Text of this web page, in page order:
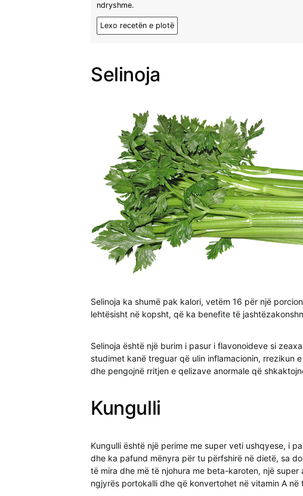
ndryshme.
Lexo recetën e plotë
Selinoja
Selinoja ka shumë pak kalori, vetëm 16 për një
lehtësisht në kopsht, që ka benefite të
Selinoja është një burim i pasur i flavonoideve si
studimet kanë treguar që ulin inflamacionin, rrezikun
dhe pengojnë rritjen e qelizave anormale që
Kungulli
Kungulli është një perime me super veti ushqyese, i
dhe ka pafund mënyra për tu përfshirë në dietë, sa
të mira dhe më të njohura me beta-karoten, një
ngjyrës portokalli dhe që konvertohet në vitamin A në